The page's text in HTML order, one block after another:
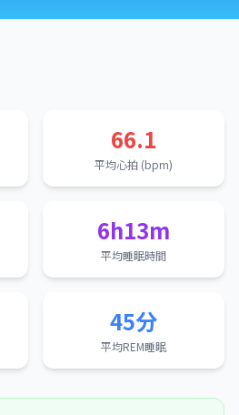
66.1
平均心拍 (bpm)
6h13m
平均睡眠時間
45分
平均REM睡眠